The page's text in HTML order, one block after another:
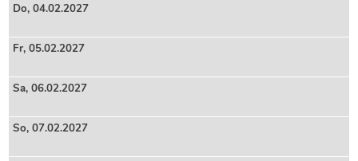
Do,04.02.2027
Fr,05.02.2027
Sa,06.02.2027
So,07.02.2027